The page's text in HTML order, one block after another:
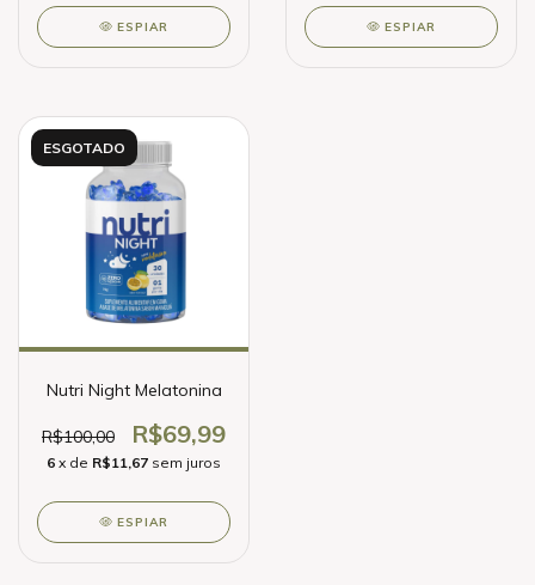
ESPIAR ESPIAR
ESGOTADO
Nutri Night Melatonina
R$100,00 R$69,99
6 x de R$11,67 sem juros
ESPIAR